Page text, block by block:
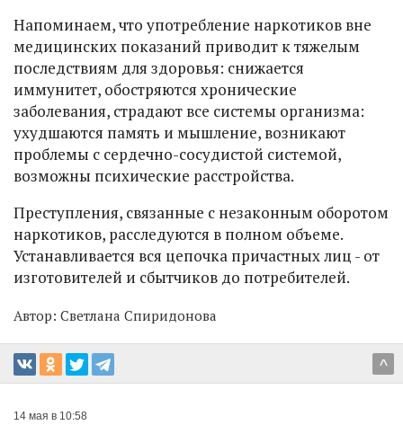
Напоминаем, что употребление наркотиков вне
медицинских показаний приводит к тяжелым
последствиям для здоровья: снижается
иммунитет, обостряются хронические
заболевания, страдают все системы организма:
ухудшаются память и мышление, возникают
проблемы с сердечно-сосудистой системой,
возможны психические расстройства.
Преступления, связанные с незаконным оборотом
наркотиков, расследуются в полном объеме.
Устанавливается вся цепочка причастных лиц - от
изготовителей и сбытчиков до потребителей.
Автор: Светлана Спиридонова
^
14 мая в 10:58